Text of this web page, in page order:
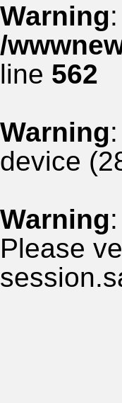
Warning
/
line 562
Warning
device
Warning
Please